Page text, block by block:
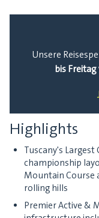
Unsere
bis Freitag
Highlights
Tuscany's Largest
championship
Mountain Course
rolling hills
Premier Active &